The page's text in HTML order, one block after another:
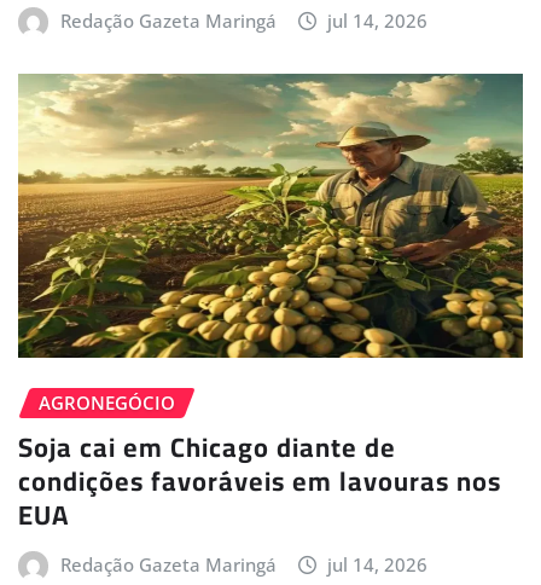
Redação Gazeta Maringá jul 14, 2026
AGRONEGÓCIO
Soja cai em Chicago diante de
condições favoráveis em lavouras nos
EUA
Redação Gazeta Maringá jul 14, 2026